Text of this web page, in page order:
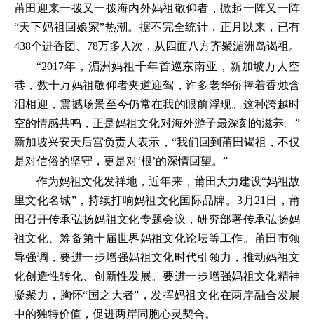
莆田迎来一拨又一拨海内外妈祖敬仰者，掀起一阵又一阵
“天下妈祖回娘家”热潮。据不完全统计，正月以来，已有
438个进香团、78万多人次，从四面八方齐聚湄洲岛谒祖。
“2017年，湄洲妈祖千年首巡东南亚，新加坡万人空
巷，数十万妈祖敬仰者夹道迎驾，许多老华侨捧着香烛含
泪相迎，震撼场景至今仍常在我的眼前浮现。这种跨越时
空的情感共鸣，正是妈祖文化对海外游子最深刻的滋养。”
新加坡兴安天后宫负责人表示，“我们回到莆田谒祖，不仅
是对信俗的坚守，更是对‘根’的深情回望。”
作为妈祖文化发祥地，近年来，莆田大力建设“妈祖故
里文化名城”，持续打响妈祖文化国际品牌。3月21日，莆
田召开传承弘扬妈祖文化专题会议，研究部署传承弘扬妈
祖文化、筹备第十届世界妈祖文化论坛等工作。莆田市领
导强调，要进一步增强妈祖文化时代引领力，推动妈祖文
化创造性转化、创新性发展。要进一步增强妈祖文化精神
凝聚力，胸怀“国之大者”，发挥妈祖文化在两岸融合发展
中的独特价值，促进两岸同胞心灵契合。